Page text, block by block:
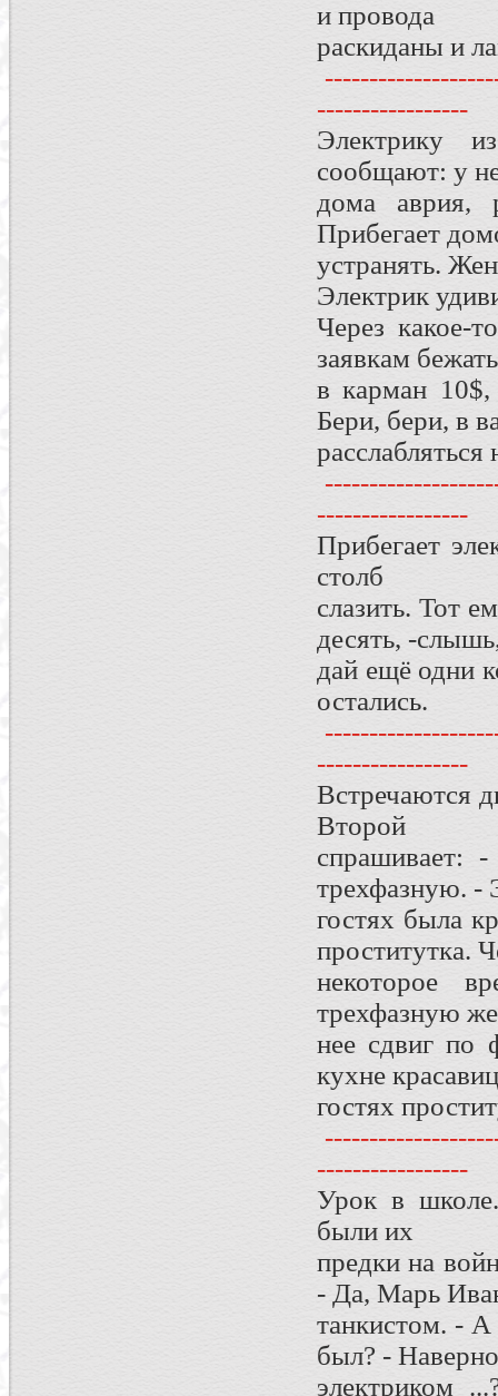
и провода
раскиданы и
-----------------
Электрику
сообщают: у
дома аврия,
Прибегает
устранять.
Электрик
Через какое-
заявкам
в карман 10$,
Бери, бери, в
расслабляться
-----------------
Прибегает
столб
слазить. Тот
десять, -
дай ещё одни
остались.
-----------------
Встречаются
Второй
трехфазную. -
гостях была
проститутка.
некоторое
трехфазную
нее сдвиг по
кухне
гостях
-----------------
Урок в
были их
предки на
- Да, Марь
танкистом. - А
был? -
электриком